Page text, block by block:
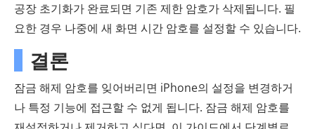
공장 초기화가 완료되면 기존 제한 암호가 삭제됩니다. 필
요한 경우 나중에 새 화면 시간 암호를 설정할 수 있습니다.
결론
잠금 해제 암호를 잊어버리면 iPhone의 설정을 변경하거
나 특정 기능에 접근할 수 없게 됩니다. 잠금 해제 암호를